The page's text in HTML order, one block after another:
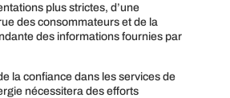
plus strictes, d’une
des consommateurs et de la
des informations fournies par
la confiance dans les services de
nécessitera des efforts